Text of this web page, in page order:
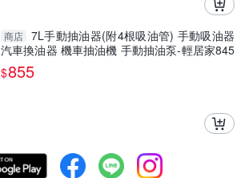
商店 7L手動抽油器(附4根吸油管) 手動吸油器
汽車換油器 機車抽油機 手動抽油泵-輕居家845
3
$855